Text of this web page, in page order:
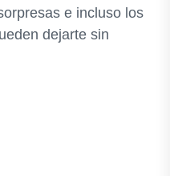
e incluso los
dejarte sin